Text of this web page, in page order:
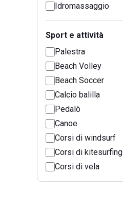
Idromassaggio
Sport e attività
Palestra
Beach Volley
Beach Soccer
Calcio balilla
Pedalò
Canoe
Corsi di windsurf
Corsi di kitesurfing
Corsi di vela